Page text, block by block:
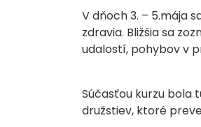
V dňoch 3. – 5.mája
zdravia. Bližšia sa
udalostí, pohybov v
Súčasťou kurzu bola
družstiev, ktoré